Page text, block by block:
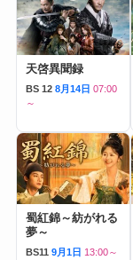
天啓異聞録
BS 12 8月14日 07:00
～
蜀紅錦～紡がれる
夢～
BS11 9月1日 13:00～